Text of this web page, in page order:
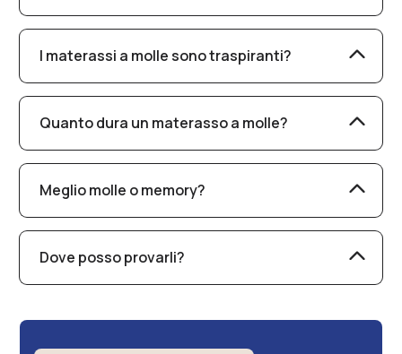
Le molle tradizionali sono collegate tra loro, le
insacchettate sono indipendenti e offrono un
I materassi a molle sono traspiranti?
Sì, garantiscono un’ottima ventilazione e sono
ideali per ambienti caldi o per chi tende a
Quanto dura un materasso a molle?
Dipende dal modello, ma in media la durata è di
8-10 anni. Le molle insacchettate offrono
maggiore resistenza nel tempo.
Meglio molle o memory?
Dipende dalle esigenze: le molle offrono più
sostegno, il memory più accoglienza e
adattabilità.
Dove posso provarli?
attivi anche su Varese, Arese, Cesate e paesi